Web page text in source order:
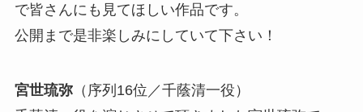
で皆さんにも見てほしい作品です。
公開まで是非楽しみにしていて下さい！
宮世琉弥（序列16位／千蔭清一役）